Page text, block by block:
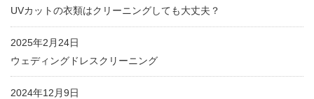
UVカットの衣類はクリーニングしても大丈夫？
2025年2月24日
ウェディングドレスクリーニング
2024年12月9日